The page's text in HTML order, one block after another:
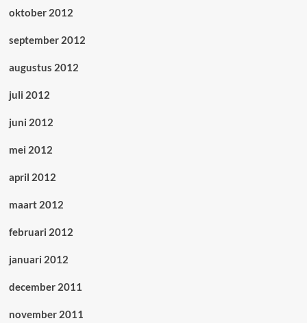
oktober 2012
september 2012
augustus 2012
juli 2012
juni 2012
mei 2012
april 2012
maart 2012
februari 2012
januari 2012
december 2011
november 2011